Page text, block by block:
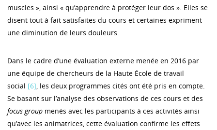
muscles », ainsi « qu’apprendre à protéger leur dos ». Elles se
disent tout à fait satisfaites du cours et certaines expriment
une diminution de leurs douleurs.
Dans le cadre d’une évaluation externe menée en 2016 par
une équipe de chercheurs de la Haute École de travail
social [6], les deux programmes cités ont été pris en compte.
Se basant sur l’analyse des observations de ces cours et des
focus group menés avec les participants à ces activités ainsi
qu’avec les animatrices, cette évaluation confirme les effets